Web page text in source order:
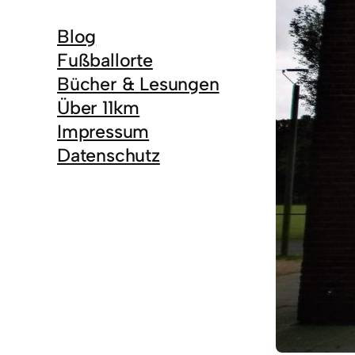
Blog
Fußballorte
Bücher & Lesungen
Über 11km
Impressum
Datenschutz